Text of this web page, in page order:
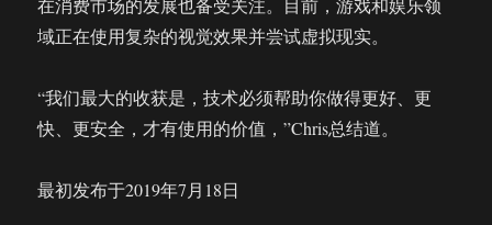
在消费市场的发展也备受关注。目前，游戏和娱乐领
域正在使用复杂的视觉效果并尝试虚拟现实。
“我们最大的收获是，技术必须帮助你做得更好、更
快、更安全，才有使用的价值，”Chris总结道。
最初发布于2019年7月18日